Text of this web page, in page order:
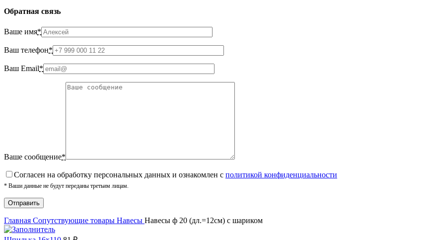
Обратная связь
Ваше имя*
Ваш телефон*
Ваш Email*
Ваше сообщение*
Cогласен на обработку персональных данных и ознакомлен с политикой конфиденциальности
* Ваши данные не будут переданы третьим лицам.
Главная Сопутствующие товары Навесы Навесы ф 20 (дл.=12см) с шариком